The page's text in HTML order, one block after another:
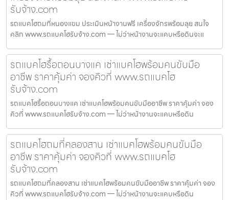
รับจ้าง.com
รถแบคโฮถมที่หนองแขม ประเมินหน้างานฟรี เครื่องจักรพร้อมลุย สนใจ
คลิก www.รถแบคโฮรับจ้าง.com — ไม่ว่าหน้างานจะแคบหรือดินจะแ
รถแบคโฮรื้อถอนบางแค เช่าแบคโฮพร้อมคนขับมือ
อาชีพ ราคาคุ้มค่า จองคิวที่ www.รถแบคโฮ
รับจ้าง.com
รถแบคโฮรื้อถอนบางแค เช่าแบคโฮพร้อมคนขับมืออาชีพ ราคาคุ้มค่า จอง
คิวที่ www.รถแบคโฮรับจ้าง.com — ไม่ว่าหน้างานจะแคบหรือดิน
รถแบคโฮถมที่คลองสาน เช่าแบคโฮพร้อมคนขับมือ
อาชีพ ราคาคุ้มค่า จองคิวที่ www.รถแบคโฮ
รับจ้าง.com
รถแบคโฮถมที่คลองสาน เช่าแบคโฮพร้อมคนขับมืออาชีพ ราคาคุ้มค่า จอง
คิวที่ www.รถแบคโฮรับจ้าง.com — ไม่ว่าหน้างานจะแคบหรือดิน